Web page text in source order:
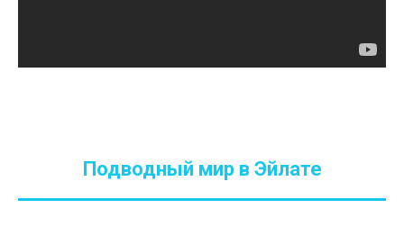
Подводный мир в Эйлате